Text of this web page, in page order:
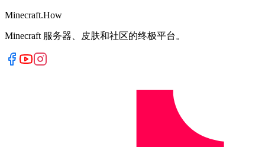
Minecraft.How
Minecraft 服务器、皮肤和社区的终极平台。